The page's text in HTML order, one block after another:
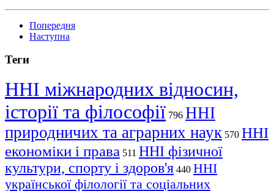
Попередня
Наступна
Теги
ННІ міжнародних відносин,
історії та філософії 796 ННІ
природничих та аграрних наук 570 ННІ
економіки і права 511 ННІ фізичної
культури, спорту і здоров'я 440 ННІ
української філології та соціальних